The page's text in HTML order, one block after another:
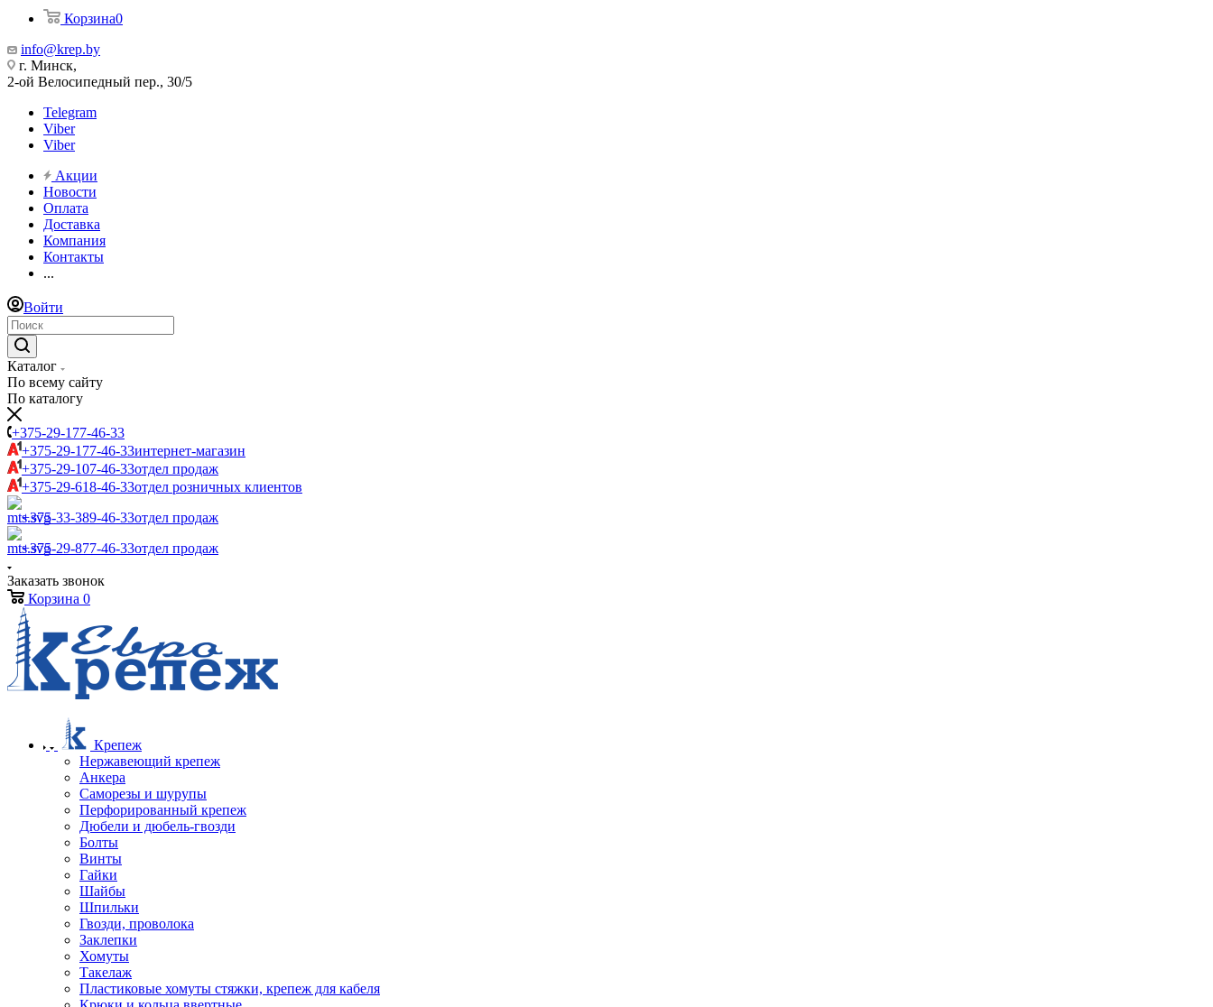
Корзина0
info@krep.by
г. Минск,
2-ой Велосипедный пер., 30/5
Telegram
Viber
Viber
Акции
Новости
Оплата
Доставка
Компания
Контакты
...
Войти
Каталог
По всему сайту
По каталогу
+375-29-177-46-33
+375-29-177-46-33интернет-магазин
+375-29-107-46-33отдел продаж
+375-29-618-46-33отдел розничных клиентов
+375-33-389-46-33отдел продаж
+375-29-877-46-33отдел продаж
Заказать звонок
Корзина 0
Крепеж
Нержавеющий крепеж
Анкера
Саморезы и шурупы
Перфорированный крепеж
Дюбели и дюбель-гвозди
Болты
Винты
Гайки
Шайбы
Шпильки
Гвозди, проволока
Заклепки
Хомуты
Такелаж
Пластиковые хомуты стяжки, крепеж для кабеля